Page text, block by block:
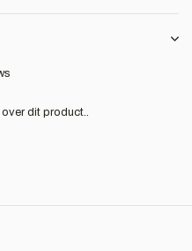
dit product..